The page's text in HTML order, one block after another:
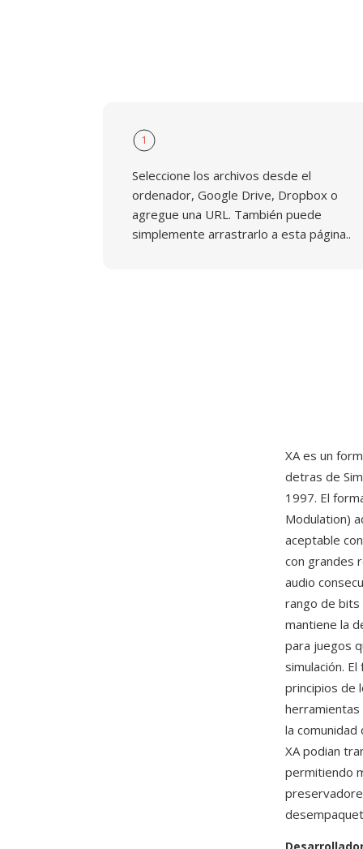
1
Seleccione los archivos desde el
ordenador, Google Drive, Dropbox o
agregue una URL. También puede
simplemente arrastrarlo a esta página..
XA es un
detras de
1997. El
Modulation)
aceptable
con grandes
audio
rango de bits
mantiene la
para juegos
simulación.
principios de
herramientas
la
XA podian
permitiendo